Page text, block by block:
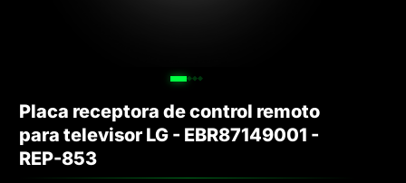
Placa receptora de control remoto
para televisor LG - EBR87149001 -
REP-853